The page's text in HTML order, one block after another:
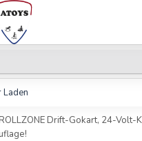
Laden
Drift-Gokart, 24-Volt-